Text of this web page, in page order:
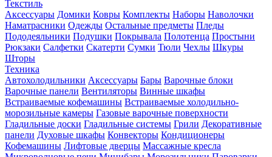
Текстиль
Аксессуары Домики Ковры Комплекты Наборы Наволочки
Наматрасники Одежды Остальные предметы Пледы
Пододеяльники Подушки Покрывала Полотенца Простыни
Рюкзаки Салфетки Скатерти Сумки Тюли Чехлы Шкуры
Шторы
Техника
Автохолодильники Аксессуары Бары Варочные блоки
Варочные панели Вентиляторы Винные шкафы
Встраиваемые кофемашины Встраиваемые холодильно-
морозильные камеры Газовые варочные поверхности
Гладильные доски Гладильные системы Грили Декоративные
панели Духовые шкафы Конвекторы Кондиционеры
Кофемашины Лифтовые дверцы Массажные кресла